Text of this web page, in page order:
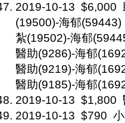
2019-10-13 $6,000
(19500)-海郁
紮(19502)-海郁
醫助(9286)-海郁
醫助(9219)-海郁
醫助(9185)-海郁
2019-10-13 $1,800
2019-10-13 $790